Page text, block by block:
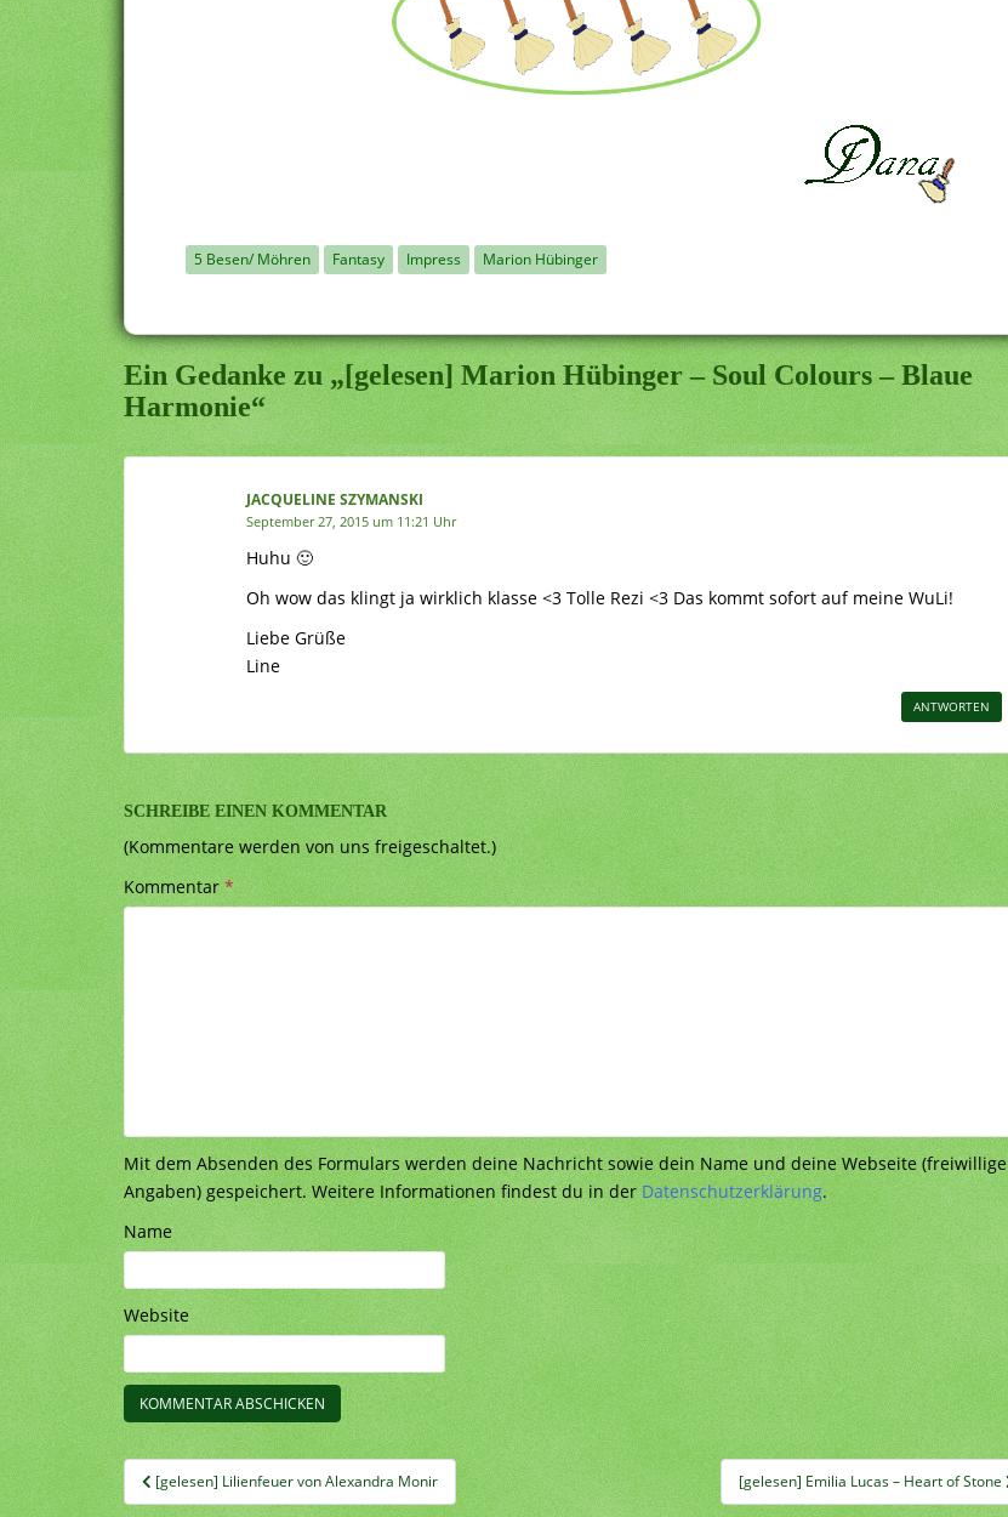
5 Besen/ Möhren Fantasy Impress Marion Hübinger
Ein Gedanke zu „[gelesen] Marion Hübinger – Soul Colours – Blaue
Harmonie“
JACQUELINE SZYMANSKI
September 27, 2015 um 11:21 Uhr
Huhu 🙂
Oh wow das klingt ja wirklich klasse <3 Tolle Rezi <3 Das kommt sofort auf meine WuLi!
Liebe Grüße
Line
ANTWORTEN
SCHREIBE EINEN KOMMENTAR
(Kommentare werden von uns freigeschaltet.)
Kommentar*
Mit dem Absenden des Formulars werden deine Nachricht sowie dein Name und deine Webseite (freiwillige
Angaben) gespeichert. Weitere Informationen findest du in derDatenschutzerklärung.
Name
Website
Beitragsnavigation
[gelesen] Lilienfeuer von Alexandra Monir [gelesen] Emilia Lucas – Heart of Stone